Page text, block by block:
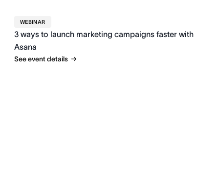
WEBINAR
3 ways to launch marketing campaigns faster with
Asana
See event details